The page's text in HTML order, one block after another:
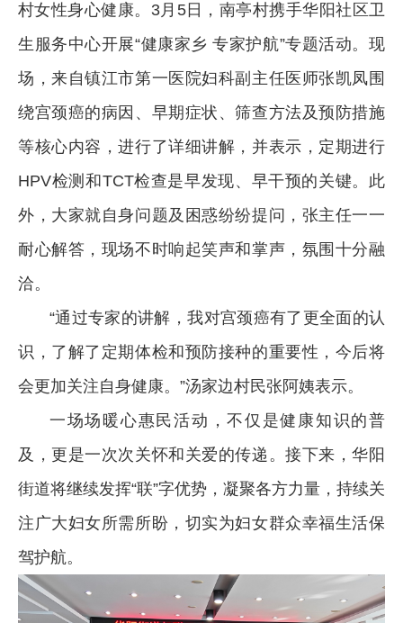
村女性身心健康。3月5日，南亭村携手华阳社区卫
生服务中心开展“健康家乡 专家护航”专题活动。现
场，来自镇江市第一医院妇科副主任医师张凯凤围
绕宫颈癌的病因、早期症状、筛查方法及预防措施
等核心内容，进行了详细讲解，并表示，定期进行
HPV检测和TCT检查是早发现、早干预的关键。此
外，大家就自身问题及困惑纷纷提问，张主任一一
耐心解答，现场不时响起笑声和掌声，氛围十分融
洽。
“通过专家的讲解，我对宫颈癌有了更全面的认
识，了解了定期体检和预防接种的重要性，今后将
会更加关注自身健康。”汤家边村民张阿姨表示。
一场场暖心惠民活动，不仅是健康知识的普
及，更是一次次关怀和关爱的传递。接下来，华阳
街道将继续发挥“联”字优势，凝聚各方力量，持续关
注广大妇女所需所盼，切实为妇女群众幸福生活保
驾护航。